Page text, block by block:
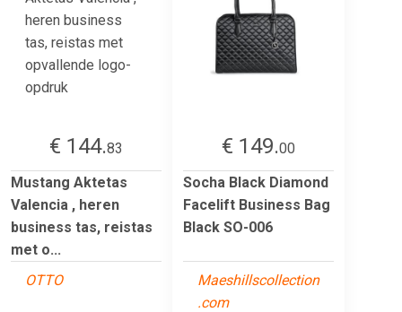
€ 144.83
Mustang Aktetas
Valencia , heren
business tas, reistas
met o...
OTTO
€ 149.00
Socha Black Diamond
Facelift Business Bag
Black SO-006
Maeshillscollection
.com